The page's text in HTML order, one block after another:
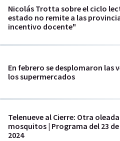
Nicolás Trotta sobre el ciclo
estado no remite a las
incentivo docente"
En febrero se desplomaron las
los supermercados
Telenueve al Cierre: Otra
mosquitos | Programa del 23
2024